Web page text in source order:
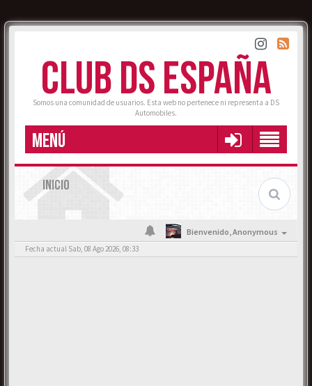
CLUB DS ESPAÑA
Somos una comunidad de usuarios. Esta web no pertenece ni representa a DS
Automobiles.
MENÚ
INICIO
Bienvenido,Anonymous
Fecha actual Sab, 08 Ago 2026, 08:33